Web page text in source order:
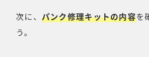
次に、 パンク修理キットの内容を
う。